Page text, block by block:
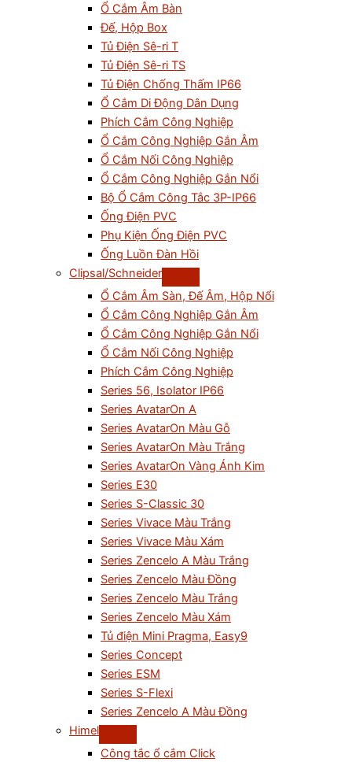
Ổ Cắm Âm Bàn
Đế, Hộp Box
Tủ Điện Sê-ri T
Tủ Điện Sê-ri TS
Tủ Điện Chống Thấm IP66
Ổ Cắm Di Động Dân Dụng
Phích Cắm Công Nghiệp
Ổ Cắm Công Nghiệp Gắn Âm
Ổ Cắm Nối Công Nghiệp
Ổ Cắm Công Nghiệp Gắn Nổi
Bộ Ổ Cắm Công Tắc 3P-IP66
Ống Điện PVC
Phụ Kiện Ống Điện PVC
Ống Luồn Đàn Hồi
Clipsal/Schneider
Ổ Cắm Âm Sàn, Đế Âm, Hộp Nổi
Ổ Cắm Công Nghiệp Gắn Âm
Ổ Cắm Công Nghiệp Gắn Nổi
Ổ Cắm Nối Công Nghiệp
Phích Cắm Công Nghiệp
Series 56, Isolator IP66
Series AvatarOn A
Series AvatarOn Màu Gỗ
Series AvatarOn Màu Trắng
Series AvatarOn Vàng Ánh Kim
Series E30
Series S-Classic 30
Series Vivace Màu Trắng
Series Vivace Màu Xám
Series Zencelo A Màu Trắng
Series Zencelo Màu Đồng
Series Zencelo Màu Trắng
Series Zencelo Màu Xám
Tủ điện Mini Pragma, Easy9
Series Concept
Series ESM
Series S-Flexi
Series Zencelo A Màu Đồng
Himel
Công tắc ổ cắm Click